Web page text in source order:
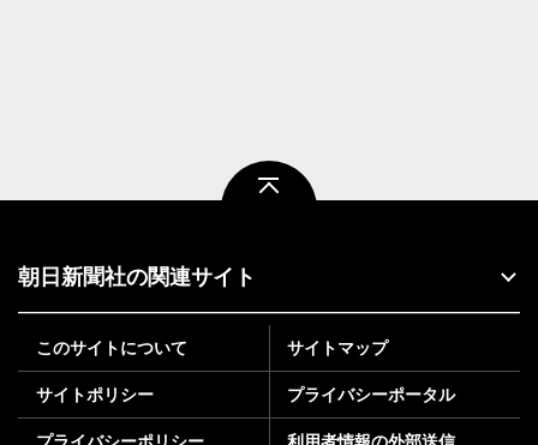
朝日新聞社の関連サイト
このサイトについて サイトマップ
サイトポリシー プライバシーポータル